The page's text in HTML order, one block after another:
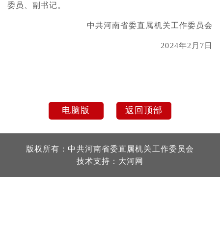
委员、副书记。
中共河南省委直属机关工作委员会
2024年2月7日
电脑版 返回顶部
版权所有：中共河南省委直属机关工作委员会
技术支持： 大河网